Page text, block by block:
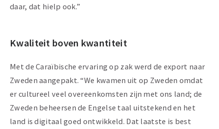
daar, dat hielp ook.”
Kwaliteit boven kwantiteit
Met de Caraïbische ervaring op zak werd de export naar
Zweden aangepakt. “We kwamen uit op Zweden omdat
er cultureel veel overeenkomsten zijn met ons land; de
Zweden beheersen de Engelse taal uitstekend en het
land is digitaal goed ontwikkeld. Dat laatste is best